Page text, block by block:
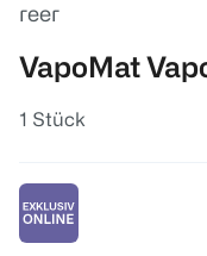
reer
VapoMat
1 Stück